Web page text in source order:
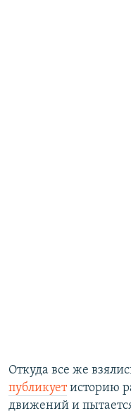
​Откуда все же
публикуетисторию
движений и